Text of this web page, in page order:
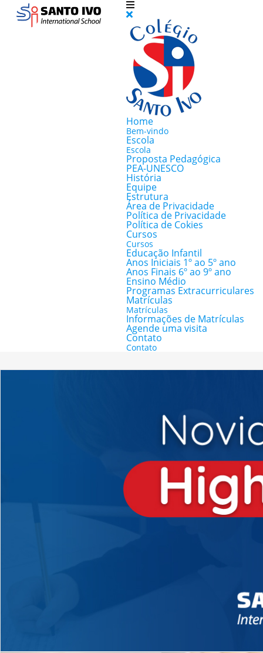
Home
Bem-vindo
Escola
Escola
Proposta Pedagógica
PEA-UNESCO
História
Equipe
Estrutura
Área de Privacidade
Política de Privacidade
Política de Cokies
Cursos
Cursos
Educação Infantil
Anos Iniciais 1º ao 5º ano
Anos Finais 6º ao 9º ano
Ensino Médio
Programas Extracurriculares
Matrículas
Matrículas
Informações de Matrículas
Agende uma visita
Contato
Contato